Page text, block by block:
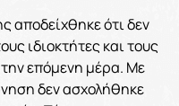
αποδείχθηκε ότι δεν
ιδιοκτήτες και τους
επόμενη μέρα. Με
δεν ασχολήθηκε